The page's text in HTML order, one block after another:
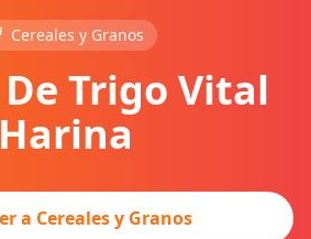
Cereales y Granos
Trigo Vital
Harina
a Cereales y Granos